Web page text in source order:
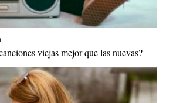
viejas mejor que las nuevas?